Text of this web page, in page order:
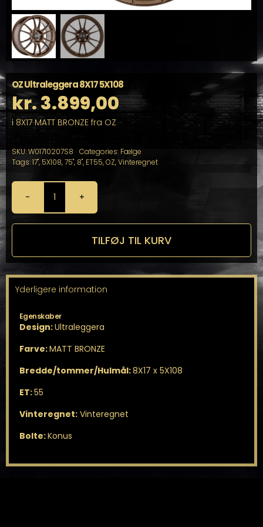
OZ Ultraleggera 8X17 5X108
kr.3.899,00
i 8X17 MATT BRONZE fra OZ
SKU:W01710207S8 Categories: Fælge
Tags:17", 5X108,75", 8", ET55,OZ,Vinteregnet
OZ
Ultraleggera
8X17
TILFØJ TIL KURV
Yderligere information
Egenskaber
Design:Ultraleggera
Farve:MATT BRONZE
Bredde/tommer/Hulmål:8X17 x 5X108
ET:55
Vinteregnet:Vinteregnet
Bolte:Konus